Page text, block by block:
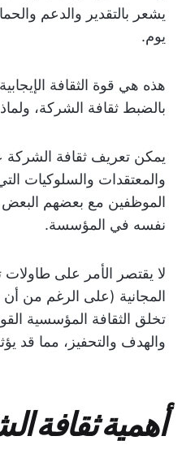
يشعر بالتقدير والدعم
يوم.
هذه هي قوة الثقافة
بالضبط ثقافة الشركة،
يمكن تعريف ثقافة الشركة
والمعتقدات والسلوكيات
الموظفين مع بعضهم
نفسه في المؤسسة.
لا يقتصر الأمر على
المجانية (على الرغم من أن
تخلق الثقافة المؤسسية
والهدف والتحفيز، مما قد
أهمية ثقافة